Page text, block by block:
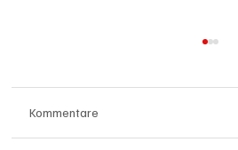
Kommentare